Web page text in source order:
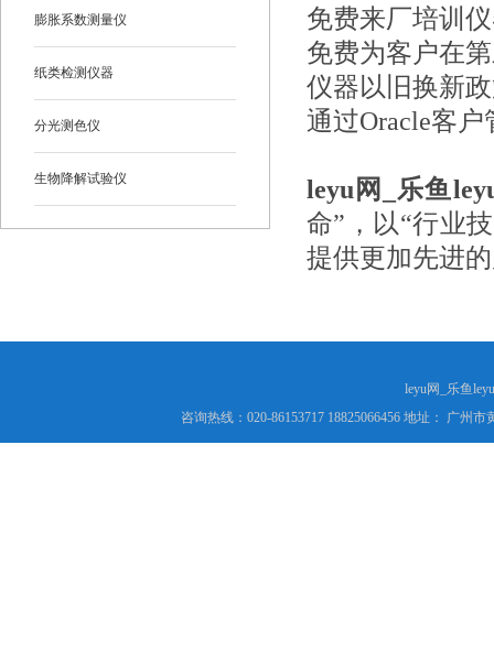
膨胀系数测量仪
纸类检测仪器
分光测色仪
生物降解试验仪
免费来厂培训
免费为客户在
仪器以旧换新
通过Oracle客
leyu网_乐鱼
命”，以“行业
提供更加先进
leyu网_乐鱼
咨询热线：020-86153717 18825066456 地址： 广州